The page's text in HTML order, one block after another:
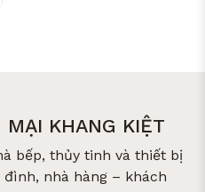
MẠI KHANG KIỆT
bếp, thủy tinh và thiết bị
nhà hàng – khách